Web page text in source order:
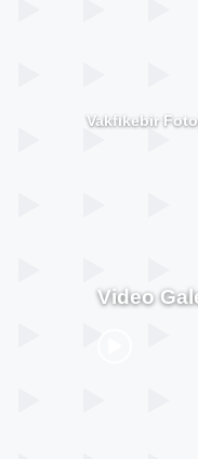
Vakfıkebir
Video